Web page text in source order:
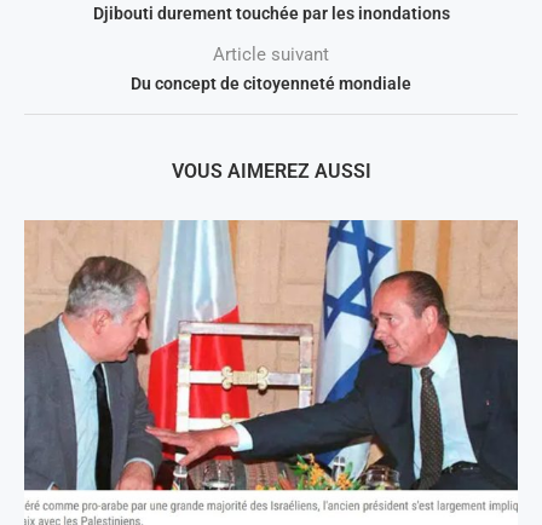
Djibouti durement touchée par les inondations
Article suivant
Du concept de citoyenneté mondiale
VOUS AIMEREZ AUSSI